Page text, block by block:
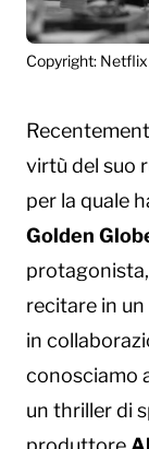
Copyright: Netflix
virtù del suo
per la quale
Golden
protagonista,
recitare in
in
conosciamo
un thriller di